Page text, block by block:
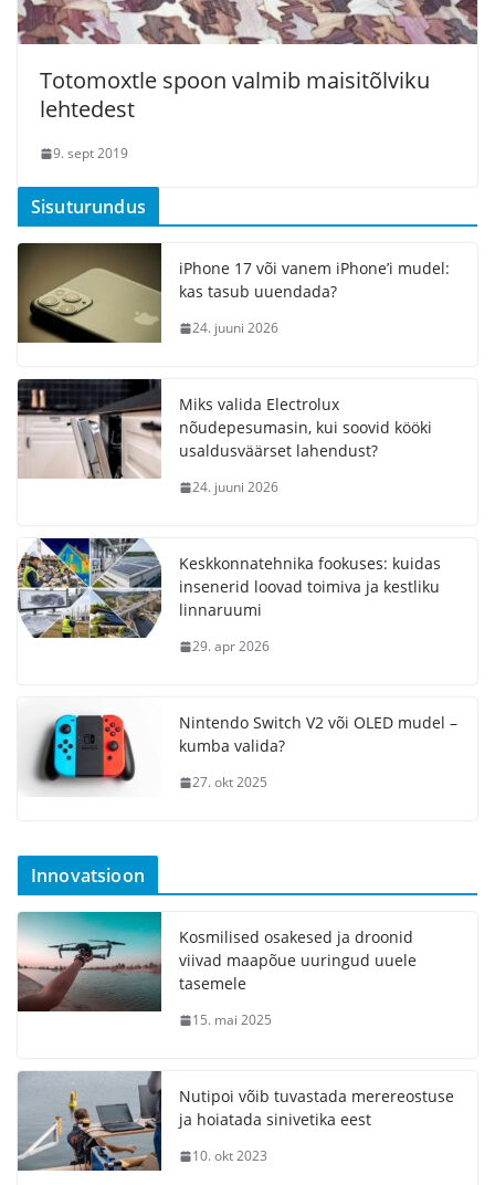
Totomoxtle spoon valmib maisitõlviku
lehtedest
9. sept 2019
Sisuturundus
iPhone 17 või vanem iPhone’i mudel:
kas tasub uuendada?
24. juuni 2026
Miks valida Electrolux
nõudepesumasin, kui soovid kööki
usaldusväärset lahendust?
24. juuni 2026
Keskkonnatehnika fookuses: kuidas
insenerid loovad toimiva ja kestliku
linnaruumi
29. apr 2026
Nintendo Switch V2 või OLED mudel –
kumba valida?
27. okt 2025
Innovatsioon
Kosmilised osakesed ja droonid
viivad maapõue uuringud uuele
tasemele
15. mai 2025
Nutipoi võib tuvastada merereostuse
ja hoiatada sinivetika eest
10. okt 2023